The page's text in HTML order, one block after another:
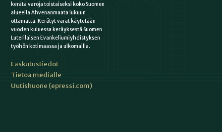
kerätä varoja toistaiseksi koko Suomen
alueella Ahvenanmaata lukuun
ottamatta. Kerätyt varat käytetään
vuoden kuluessa keräyksestä Suomen
Luterilaisen Evankeliumiyhdistyksen
työhön kotimaassa ja ulkomailla.
Laskutustiedot
Tietoa medialle
Uutishuone (epressi.com)